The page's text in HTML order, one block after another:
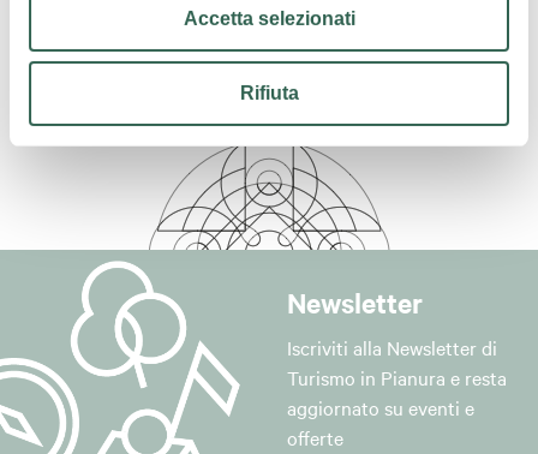
Accetta selezionati
Rifiuta
Newsletter
Iscriviti alla Newsletter di
Turismo in Pianura e resta
aggiornato su eventi e
offerte